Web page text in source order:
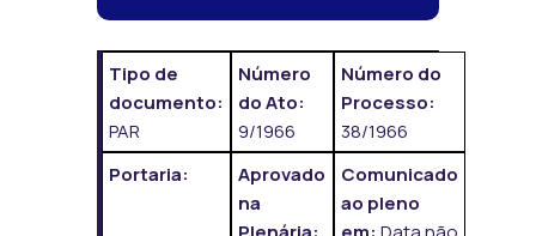
Tipo de
documento:
PAR
Número
do Ato:
9/1966
Número do
Processo:
38/1966
Portaria:
Aprovado
na
Comunicado
ao pleno